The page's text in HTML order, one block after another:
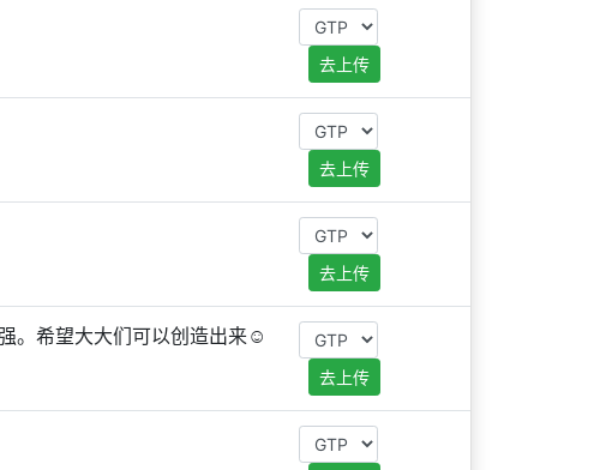
去上传
去上传
去上传
。希望大大们可以创造出来☺️
去上传